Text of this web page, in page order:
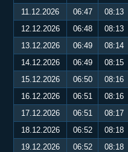
11.12.2026
06:47 08:13
12.12.2026
06:48 08:13
13.12.2026
06:49 08:14
14.12.2026
06:49 08:15
15.12.2026
06:50 08:16
16.12.2026
06:51 08:16
17.12.2026
06:51 08:17
18.12.2026
06:52 08:18
19.12.2026
06:52 08:18